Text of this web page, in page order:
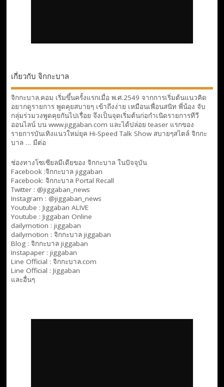
เกี่ยวกับ จิกกะบาล
จิกกะบาล.คอม เริ่มขึ้นครั้งแรกเมื่อ พ.ศ.2549 จากการเริ่มต้นแนวคิด
อยากดูรายการ พูดคุยสบายๆ เข้าถึงง่าย เหมือนเพื่อนสนิท พี่น้อง จับ
กลุ่มร่วมวงพูดคุยกันไปเรื่อย จึงเป็นจุดเริ่มต้นก่อกำเนิดรายการทีวี
ออนไลน์ บน www.jiggaban.com และได้ปล่อย teaser แรกของ
รายการบันเทิงแนวใหม่ยุค Hi-Speed Talk Show สบายๆสไตล์ จิกกะ
บาล … มีต่อ
ช่องทางโซเซียลมีเดียของ จิกกะบาล ในปัจจุบัน
Facebook :จิกกะบาล jiggaban
Facebook: จิกกะบาล Portal Recall
Twitter : @jiggaban_news
Instagram : @jiggaban_news
Youtube : Jiggaban ALIVE
Youtube : Jiggaban Online
dailymotion : jiggaban
dailymotion : จิกกะบาล jiggaban
Blog : จิกกะบาล jiggaban
Instapaper : jiggaban
Line Official : จิกกะบาล.com
Line Official : Jiggaban
และอื่นๆ